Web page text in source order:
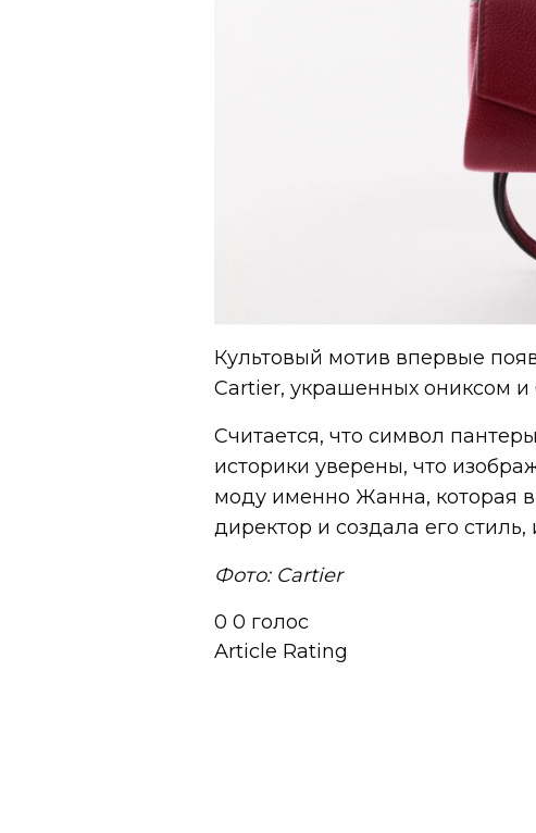
Культовый мотив впервые
Cartier, украшенных ониксом
Считается, что символ
историки уверены, что
моду именно Жанна, которая
директор и создала его стиль,
Фото: Cartier
0 0 голос
Article Rating